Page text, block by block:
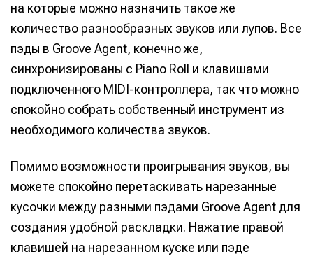
на которые можно назначить такое же
количество разнообразных звуков или лупов. Все
пэды в Groove Agent, конечно же,
синхронизированы с Piano Roll и клавишами
подключенного MIDI-контроллера, так что можно
спокойно собрать собственный инструмент из
необходимого количества звуков.
Помимо возможности проигрывания звуков, вы
можете спокойно перетаскивать нарезанные
кусочки между разными пэдами Groove Agent для
создания удобной раскладки. Нажатие правой
клавишей на нарезанном куске или пэде